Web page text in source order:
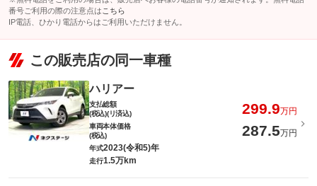
番号ご利用の際の注意点は こちら
IP電話、ひかり電話からはご利用いただけません。
この販売店の同一車種
ハリアー
支払総額
(税込)(リ済込)
299.9万円
車両本体価格
(税込)
287.5万円
年式2023(令和5)年
走行1.5万km